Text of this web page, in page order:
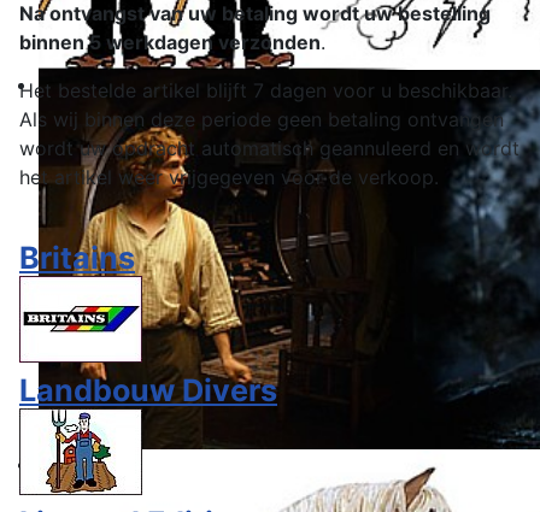
Na ontvangst van uw betaling wordt uw bestelling
binnen 5 werkdagen verzonden.
Het bestelde artikel blijft 7 dagen voor u beschikbaar.
Als wij binnen deze periode geen betaling ontvangen
wordt uw opdracht automatisch geannuleerd en wordt
het artikel weer vrijgegeven voor de verkoop.
Britains
Landbouw Divers